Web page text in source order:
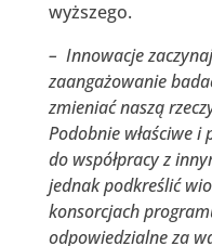
wyższego.
– Innowacje
zaangażowanie
zmieniać naszą
Podobnie właściwe
do współpracy z
jednak podkreślić
konsorcjach
odpowiedzialne za